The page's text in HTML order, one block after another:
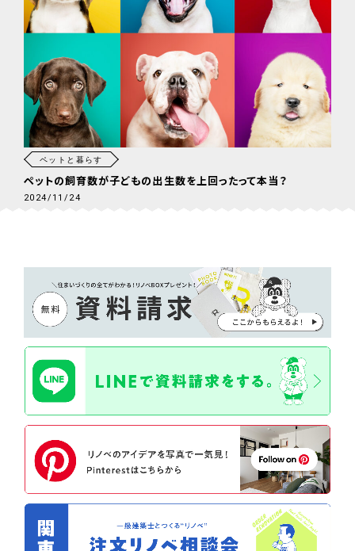
ペットと暮らす
ペットの飼育数が子どもの出生数を上回ったって本当？
2024/11/24